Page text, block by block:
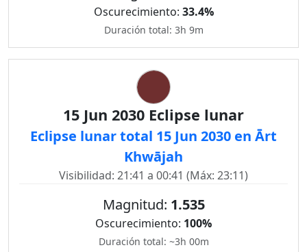
Oscurecimiento: 33.4%
Duración total: 3h 9m
15 Jun 2030 Eclipse lunar
Eclipse lunar total 15 Jun 2030 en Ārt
Khwājah
Visibilidad: 21:41 a 00:41 (Máx: 23:11)
Magnitud: 1.535
Oscurecimiento: 100%
Duración total: ~3h 00m